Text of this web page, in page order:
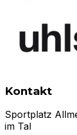
Kontakt
Sportplatz
im Tal